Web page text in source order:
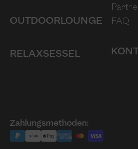
OUTDOOR­LOUNGE
RELAXSESSEL
FAQ
Zahlungsmethoden: